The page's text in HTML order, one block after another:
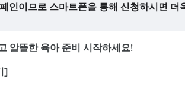
인이므로 스마트폰을 통해 신청하시면 더
알뜰한 육아 준비 시작하세요!
]